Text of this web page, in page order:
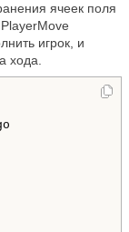
ячеек поля
игрок, и
хода.